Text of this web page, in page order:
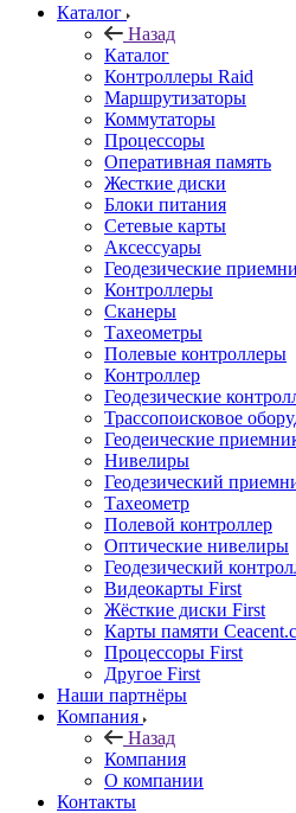
Каталог
Назад
Каталог
Контроллеры Raid
Маршрутизаторы
Коммутаторы
Процессоры
Оперативная память
Жесткие диски
Блоки питания
Сетевые карты
Аксессуары
Геодезические
Контроллеры
Сканеры
Тахеометры
Полевые контроллеры
Контроллер
Геодезические
Трассопоисковое
Геодеические
Нивелиры
Геодезический
Тахеометр
Полевой контроллер
Оптические нивелиры
Геодезический
Видеокарты First
Жёсткие диски First
Карты памяти
Процессоры First
Другое First
Наши партнёры
Компания
Назад
Компания
О компании
Контакты